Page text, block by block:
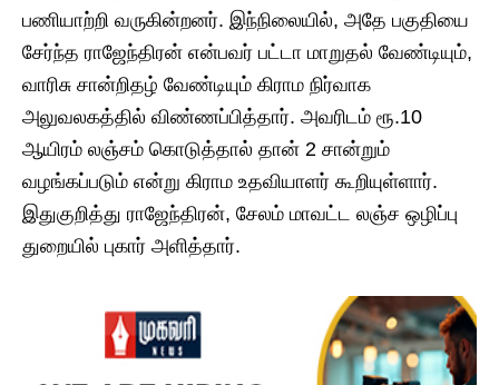
பணியாற்றி வருகின்றனர். இந்நிலையில், அதே பகுதியை
சேர்ந்த ராஜேந்திரன் என்பவர் பட்டா மாறுதல் வேண்டியும்,
வாரிசு சான்றிதழ் வேண்டியும் கிராம நிர்வாக
அலுவலகத்தில் விண்ணப்பித்தார். அவரிடம் ரூ.10
ஆயிரம் லஞ்சம் கொடுத்தால் தான் 2 சான்றும்
வழங்கப்படும் என்று கிராம உதவியாளர் கூறியுள்ளார்.
இதுகுறித்து ராஜேந்திரன், சேலம் மாவட்ட லஞ்ச ஒழிப்பு
துறையில் புகார் அளித்தார்.